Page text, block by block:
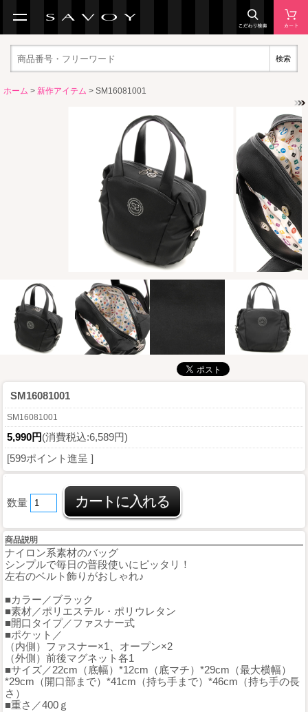
検索
ホーム > 新作アイテム > SM16081001
SM16081001
SM16081001
5,990円(消費税込:6,589円)
[599ポイント進呈 ]
数量
商品説明
ナイロン系素材のバッグ
シンプルで毎日の普段使いにピッタリ！
左右のベルト飾りがおしゃれ♪
■カラー／ブラック
■素材／ポリエステル・ポリウレタン
■開口タイプ／ファスナー式
■ポケット／
（内側）ファスナー×1、オープン×2
（外側）前後マグネット各1
■サイズ／22cm（底幅）*12cm（底マチ）*29cm（最大横幅）
*29cm（開口部まで）*41cm（持ち手まで）*46cm（持ち手の長
さ）
■重さ／400ｇ